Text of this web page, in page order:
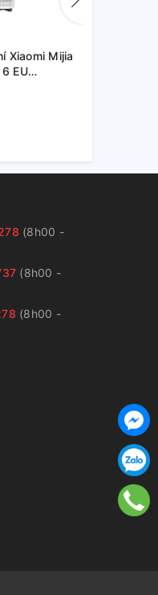
Xiaomi Mijia
EU
(8h00 -
(8h00 -
(8h00 -